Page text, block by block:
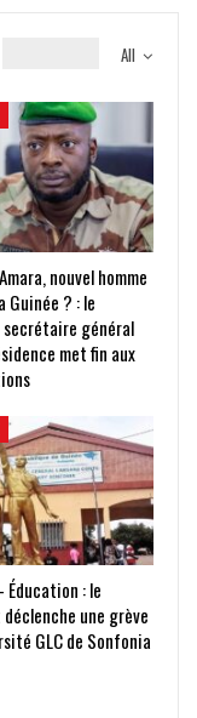
All
nouvel homme
Guinée ? : le
général
met fin aux
Éducation : le
une grève
GLC de Sonfonia